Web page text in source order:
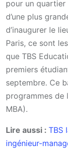
pour un quartier
d’une plus
d’inaugurer le
Paris, ce sont
que TBS
premiers
septembre. Ce
programmes de
MBA).
Lire aussi : TBS
ingénieur-